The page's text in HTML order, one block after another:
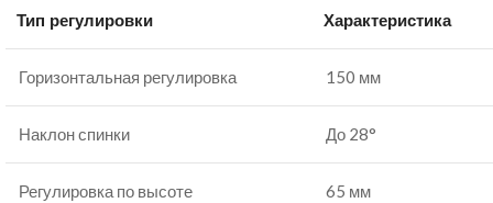
Тип регулировки Характеристика
Горизонтальная регулировка 150 мм
Наклон спинки До 28°
Регулировка по высоте 65 мм